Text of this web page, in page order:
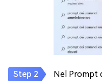
Nel Prompt